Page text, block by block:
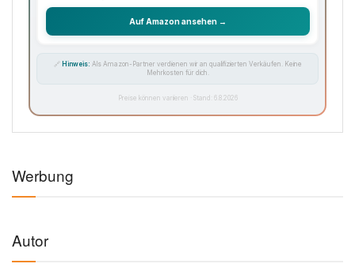
Auf Amazon ansehen →
🔗 Hinweis: Als Amazon-Partner verdienen wir an qualifizierten Verkäufen. Keine
Mehrkosten für dich.
Preise können variieren · Stand: 6.8.2026
Werbung
Autor